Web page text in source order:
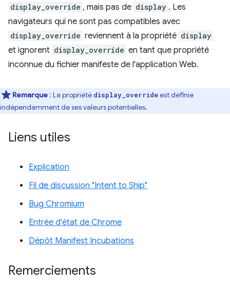
display_override , mais pas de display . Les
navigateurs qui ne sont pas compatibles avec
display_override reviennent à la propriété display
et ignorent display_override en tant que propriété
inconnue du fichier manifeste de l'application Web.
Remarque : La propriété display_overrideest définie
indépendamment de ses valeurs potentielles.
Liens utiles
Explication
Fil de discussion "Intent to Ship"
Bug Chromium
Entrée d'état de Chrome
Dépôt Manifest Incubations
Remerciements